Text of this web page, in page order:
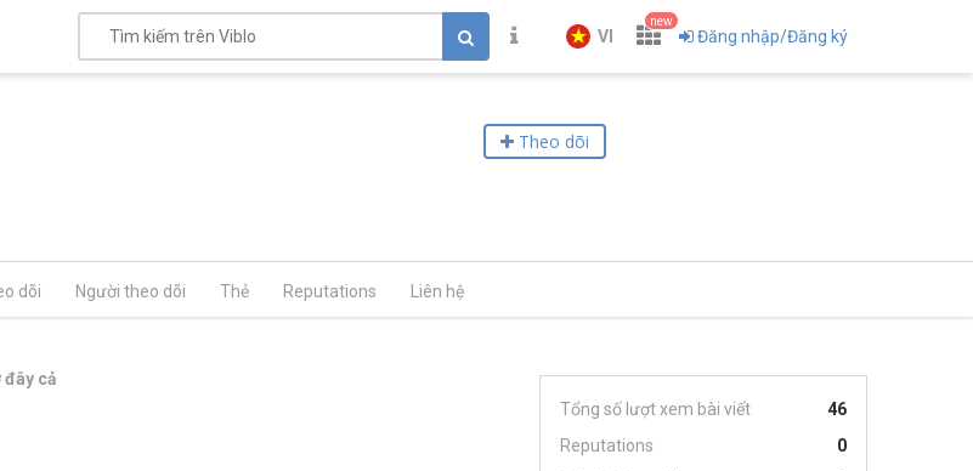
VI
new
Đăng nhập/Đăng ký
Theo dõi
dõi Người theo dõi Thẻ Reputations Liên hệ
đây cả
Tổng số lượt xem bài viết
46
Reputations
0